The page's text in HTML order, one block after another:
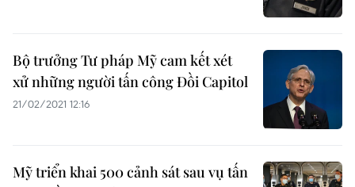
Bộ trưởng Tư pháp Mỹ cam kết xét
xử những người tấn công Đồi Capitol
21/02/2021 12:16
Mỹ triển khai 500 cảnh sát sau vụ tấn